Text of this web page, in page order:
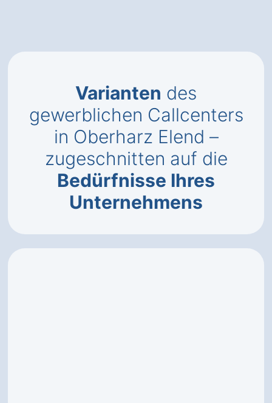
Varianten des
gewerblichen Callcenters
in Oberharz Elend –
zugeschnitten auf die
Bedürfnisse Ihres
Unternehmens